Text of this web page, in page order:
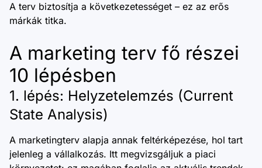
A terv biztosítja a következetességet – ez az erős
márkák titka.
A marketing terv fő részei
10 lépésben
1. lépés: Helyzetelemzés (Current
State Analysis)
A marketingterv alapja annak feltérképezése, hol tart
jelenleg a vállalkozás. Itt megvizsgáljuk a piaci